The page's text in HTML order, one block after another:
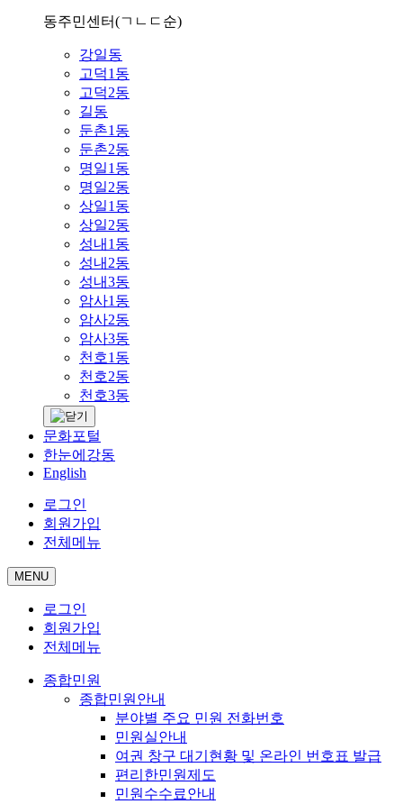
동주민센터(ㄱㄴㄷ순)
강일동
고덕1동
고덕2동
길동
둔촌1동
둔촌2동
명일1동
명일2동
상일1동
상일2동
성내1동
성내2동
성내3동
암사1동
암사2동
암사3동
천호1동
천호2동
천호3동
문화포털
한눈에강동
English
로그인
회원가입
전체메뉴
MENU
로그인
회원가입
전체메뉴
종합민원
종합민원안내
분야별 주요 민원 전화번호
민원실안내
여권 창구 대기현황 및 온라인 번호표 발급
편리한민원제도
민원수수료안내